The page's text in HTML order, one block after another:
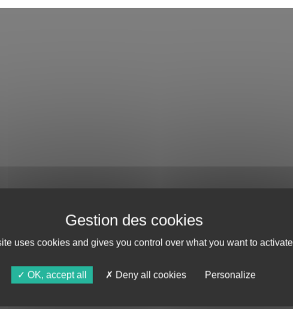
uses cookies and gives you control over what you want to activate
OK, accept all Deny all cookies Personalize